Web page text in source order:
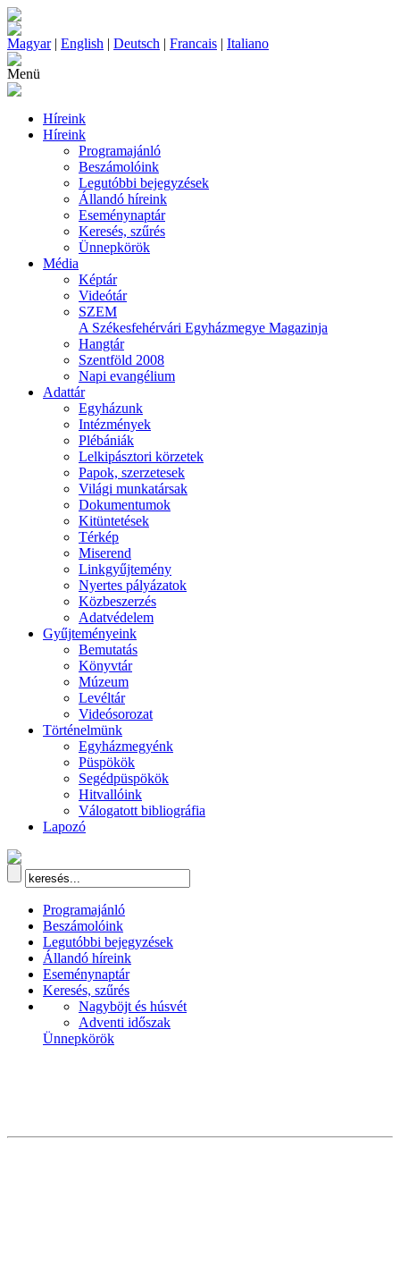
Magyar| English | Deutsch | Francais | Italiano
Menü
Híreink
Híreink
Programajánló
Beszámolóink
Legutóbbi bejegyzések
Állandó híreink
Eseménynaptár
Keresés, szűrés
Ünnepkörök
Média
Képtár
Videótár
SZEM
A Székesfehérvári Egyházmegye Magazinja
Hangtár
Szentföld 2008
Napi evangélium
Adattár
Egyházunk
Intézmények
Plébániák
Lelkipásztori körzetek
Papok, szerzetesek
Világi munkatársak
Dokumentumok
Kitüntetések
Térkép
Miserend
Linkgyűjtemény
Nyertes pályázatok
Közbeszerzés
Adatvédelem
Gyűjteményeink
Bemutatás
Könyvtár
Múzeum
Levéltár
Videósorozat
Történelmünk
Egyházmegyénk
Püspökök
Segédpüspökök
Hitvallóink
Válogatott bibliográfia
Lapozó
Programajánló
Beszámolóink
Legutóbbi bejegyzések
Állandó híreink
Eseménynaptár
Keresés, szűrés
Nagyböjt és húsvét
Adventi időszak
Ünnepkörök